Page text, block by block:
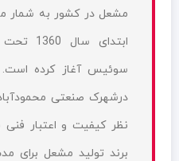
مشعل در کشور به شمار
سوئیس آغاز کرده
درشهرک صنعتی
نظر کیفیت و اعتبار
برند تولید مشعل برای